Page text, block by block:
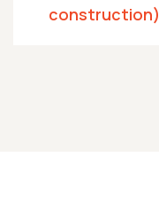
construction)